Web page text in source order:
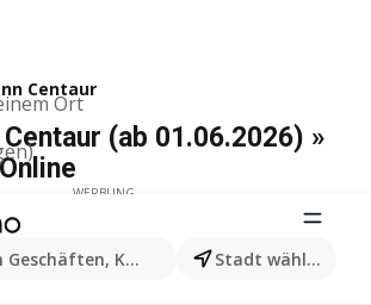
Ort
Geschäften, Kategorien, Produkten...
Stadt wählen
Centaur
(ab 01.06.2026) »
WERBUNG